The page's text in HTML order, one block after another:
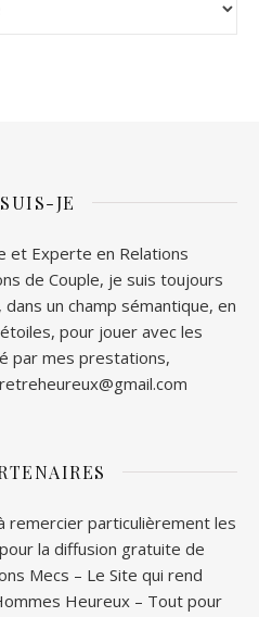
JE
et Experte en Relations
de Couple, je suis toujours
un champ sémantique, en
pour jouer avec les
par mes prestations,
remercier particulièrement les
pour la diffusion gratuite de
Mecs – Le Site qui rend
Heureux – Tout pour